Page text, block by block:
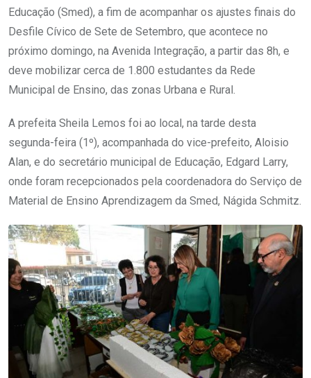
Educação (Smed), a fim de acompanhar os ajustes finais do
Desfile Cívico de Sete de Setembro, que acontece no
próximo domingo, na Avenida Integração, a partir das 8h, e
deve mobilizar cerca de 1.800 estudantes da Rede
Municipal de Ensino, das zonas Urbana e Rural.
A prefeita Sheila Lemos foi ao local, na tarde desta
segunda-feira (1º), acompanhada do vice-prefeito, Aloisio
Alan, e do secretário municipal de Educação, Edgard Larry,
onde foram recepcionados pela coordenadora do Serviço de
Material de Ensino Aprendizagem da Smed, Nágida Schmitz.